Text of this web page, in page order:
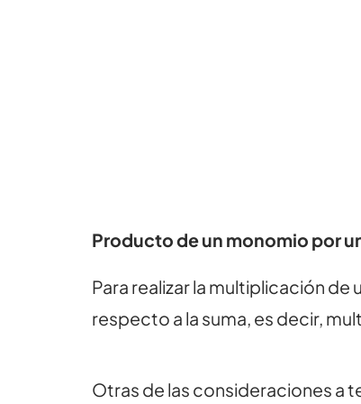
Producto de un monomio por
Para realizar la multiplicación
respecto a la suma, es decir,
Otras de las consideraciones a